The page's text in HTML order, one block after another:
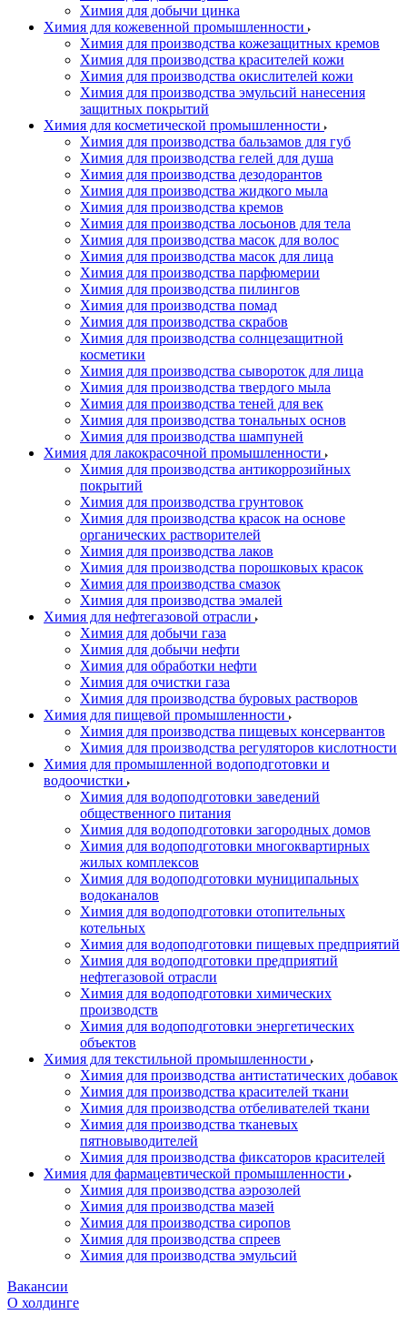
Химия для добычи цинка
Химия для кожевенной промышленности
Химия для производства кожезащитных кремов
Химия для производства красителей кожи
Химия для производства окислителей кожи
Химия для производства эмульсий нанесения
защитных покрытий
Химия для косметической промышленности
Химия для производства бальзамов для губ
Химия для производства гелей для душа
Химия для производства дезодорантов
Химия для производства жидкого мыла
Химия для производства кремов
Химия для производства лосьонов для тела
Химия для производства масок для волос
Химия для производства масок для лица
Химия для производства парфюмерии
Химия для производства пилингов
Химия для производства помад
Химия для производства скрабов
Химия для производства солнцезащитной
косметики
Химия для производства сывороток для лица
Химия для производства твердого мыла
Химия для производства теней для век
Химия для производства тональных основ
Химия для производства шампуней
Химия для лакокрасочной промышленности
Химия для производства антикоррозийных
покрытий
Химия для производства грунтовок
Химия для производства красок на основе
органических растворителей
Химия для производства лаков
Химия для производства порошковых красок
Химия для производства смазок
Химия для производства эмалей
Химия для нефтегазовой отрасли
Химия для добычи газа
Химия для добычи нефти
Химия для обработки нефти
Химия для очистки газа
Химия для производства буровых растворов
Химия для пищевой промышленности
Химия для производства пищевых консервантов
Химия для производства регуляторов кислотности
Химия для промышленной водоподготовки и
водоочистки
Химия для водоподготовки заведений
общественного питания
Химия для водоподготовки загородных домов
Химия для водоподготовки многоквартирных
жилых комплексов
Химия для водоподготовки муниципальных
водоканалов
Химия для водоподготовки отопительных
котельных
Химия для водоподготовки пищевых предприятий
Химия для водоподготовки предприятий
нефтегазовой отрасли
Химия для водоподготовки химических
производств
Химия для водоподготовки энергетических
объектов
Химия для текстильной промышленности
Химия для производства антистатических добавок
Химия для производства красителей ткани
Химия для производства отбеливателей ткани
Химия для производства тканевых
пятновыводителей
Химия для производства фиксаторов красителей
Химия для фармацевтической промышленности
Химия для производства аэрозолей
Химия для производства мазей
Химия для производства сиропов
Химия для производства спреев
Химия для производства эмульсий
Вакансии
О холдинге